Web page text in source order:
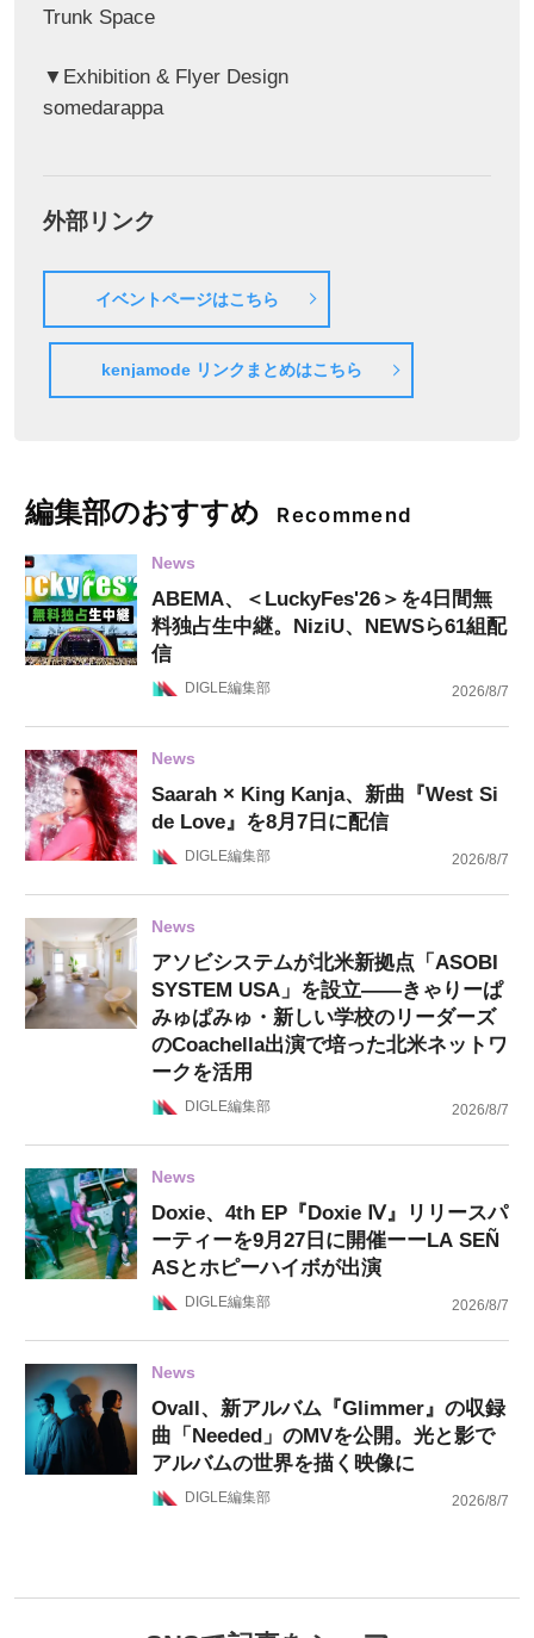
Trunk Space
▼Exhibition & Flyer Design
somedarappa
外部リンク
イベントページはこちら
kenjamode リンクまとめはこちら
編集部のおすすめ Recommend
News
ABEMA、＜LuckyFes'26＞を4日間無
料独占生中継。NiziU、NEWSら61組配
信
DIGLE編集部 2026/8/7
News
Saarah × King Kanja、新曲『West Si
de Love』を8月7日に配信
DIGLE編集部 2026/8/7
News
アソビシステムが北米新拠点「ASOBI
SYSTEM USA」を設立——きゃりーぱ
みゅぱみゅ・新しい学校のリーダーズ
のCoachella出演で培った北米ネットワ
ークを活用
DIGLE編集部 2026/8/7
News
Doxie、4th EP『Doxie Ⅳ』リリースパ
ーティーを9月27日に開催ーーLA SEÑ
ASとホピーハイボが出演
DIGLE編集部 2026/8/7
News
Ovall、新アルバム『Glimmer』の収録
曲「Needed」のMVを公開。光と影で
アルバムの世界を描く映像に
DIGLE編集部 2026/8/7